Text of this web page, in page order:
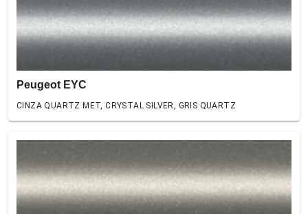
Peugeot EYC
CINZA QUARTZ MET, CRYSTAL SILVER, GRIS QUARTZ